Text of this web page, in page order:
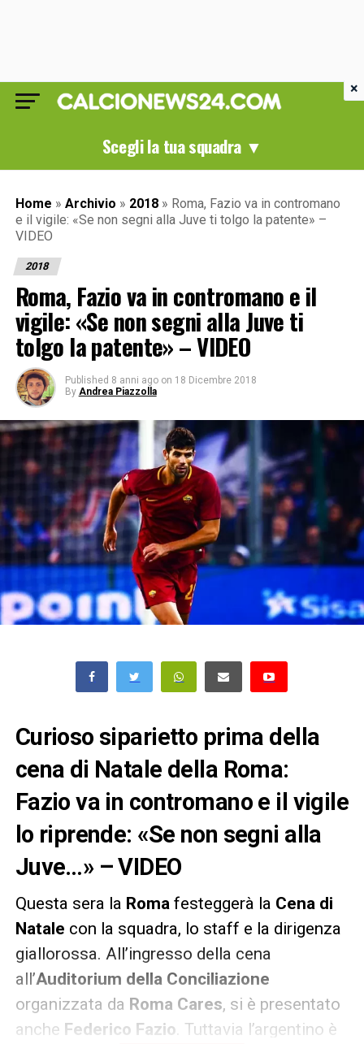
Scegli la tua squadra ▼
Home » Archivio » 2018 » Roma, Fazio va in contromano
e il vigile: «Se non segni alla Juve ti tolgo la patente» –
VIDEO
2018
Roma, Fazio va in contromano e il
vigile: «Se non segni alla Juve ti
tolgo la patente» – VIDEO
Published 8 anni ago on 18 Dicembre 2018
By Andrea Piazzolla
Curioso siparietto prima della
cena di Natale della Roma:
Fazio va in contromano e il vigile
lo riprende: «Se non segni alla
Juve…» – VIDEO
Questa sera la Romafesteggerà la Cena di
Natale con la squadra, lo staff e la dirigenza
giallorossa. All’ingresso della cena
all’Auditorium della Conciliazione
organizzata da Roma Cares, si è presentato
anche Federico Fazio . Tuttavia l’argentino è
×